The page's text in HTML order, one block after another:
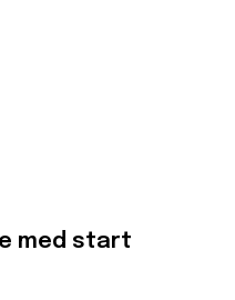
med start